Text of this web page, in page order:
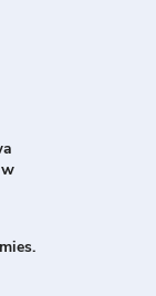
mies.